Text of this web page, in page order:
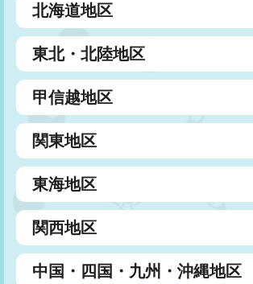
北海道地区
東北・北陸地区
甲信越地区
関東地区
東海地区
関西地区
中国・四国・九州・沖縄地区